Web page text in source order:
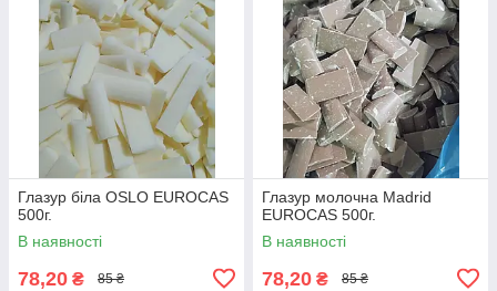
Глазур біла OSLO EUROCAS
500г.
В наявності
78,20 ₴ 85 ₴
Глазур молочна Madrid
EUROCAS 500г.
В наявності
78,20 ₴ 85 ₴